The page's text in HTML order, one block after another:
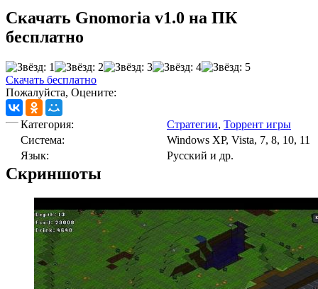
Скачать Gnomoria v1.0 на ПК
бесплатно
Скачать бесплатно
Пожалуйста, Оцените:
Категория: Стратегии, Торрент игры
Cистема:
Windows XP, Vista, 7, 8, 10, 11
Язык:
Русский и др.
Скриншоты